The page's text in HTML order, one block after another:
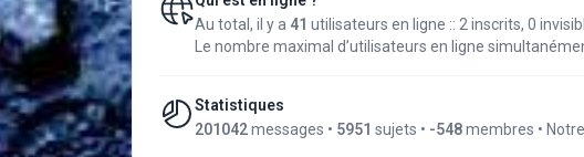
Au total, il y a 41 utilisateurs en ligne :: 2 inscrits, 0
Le nombre maximal d’utilisateurs en ligne
Statistiques
201042messages • 5951 sujets • -548membres •